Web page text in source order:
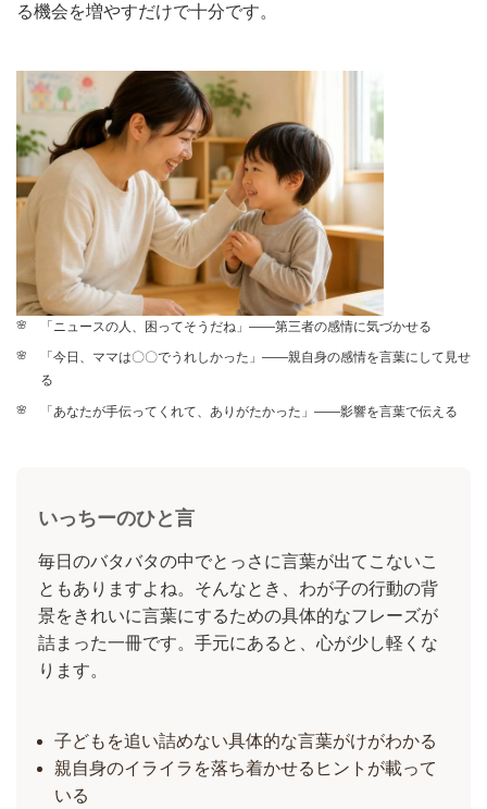
る機会を増やすだけで十分です。
「ニュースの人、困ってそうだね」——第三者の感情に気づかせる
「今日、ママは〇〇でうれしかった」——親自身の感情を言葉にして見せ
る
「あなたが手伝ってくれて、ありがたかった」——影響を言葉で伝える
いっちーのひと言
毎日のバタバタの中でとっさに言葉が出てこないこ
ともありますよね。そんなとき、わが子の行動の背
景をきれいに言葉にするための具体的なフレーズが
詰まった一冊です。手元にあると、心が少し軽くな
ります。
子どもを追い詰めない具体的な言葉がけがわかる
親自身のイライラを落ち着かせるヒントが載って
いる